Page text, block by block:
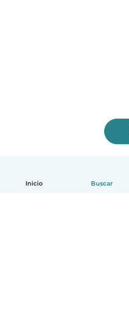
Inicio Buscar